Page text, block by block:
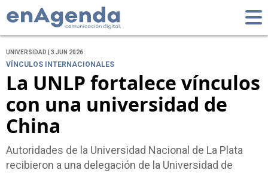
UNIVERSIDAD | 3 JUN 2026
VÍNCULOS INTERNACIONALES
La UNLP fortalece vínculos
con una universidad de
China
Autoridades de la Universidad Nacional de La Plata
recibieron a una delegación de la Universidad de